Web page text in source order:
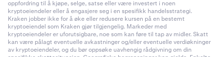
oppfordring til å kjøpe, selge, satse eller være investert i noen
kryptoeiendeler eller å engasjere seg i en spesifikk handelsstrategi.
Kraken jobber ikke for å øke eller redusere kursen på en bestemt
kryptoeiendel som Kraken gjør tilgjengelig. Markeder med
kryptoeiendeler er uforutsigbare, noe som kan føre til tap av midler. Skatt
kan være pålagt eventuelle avkastninger og/eller eventuelle verdiøkninger
av kryptoeiendeler, og du bør oppsøke uavhengig rådgivning om din